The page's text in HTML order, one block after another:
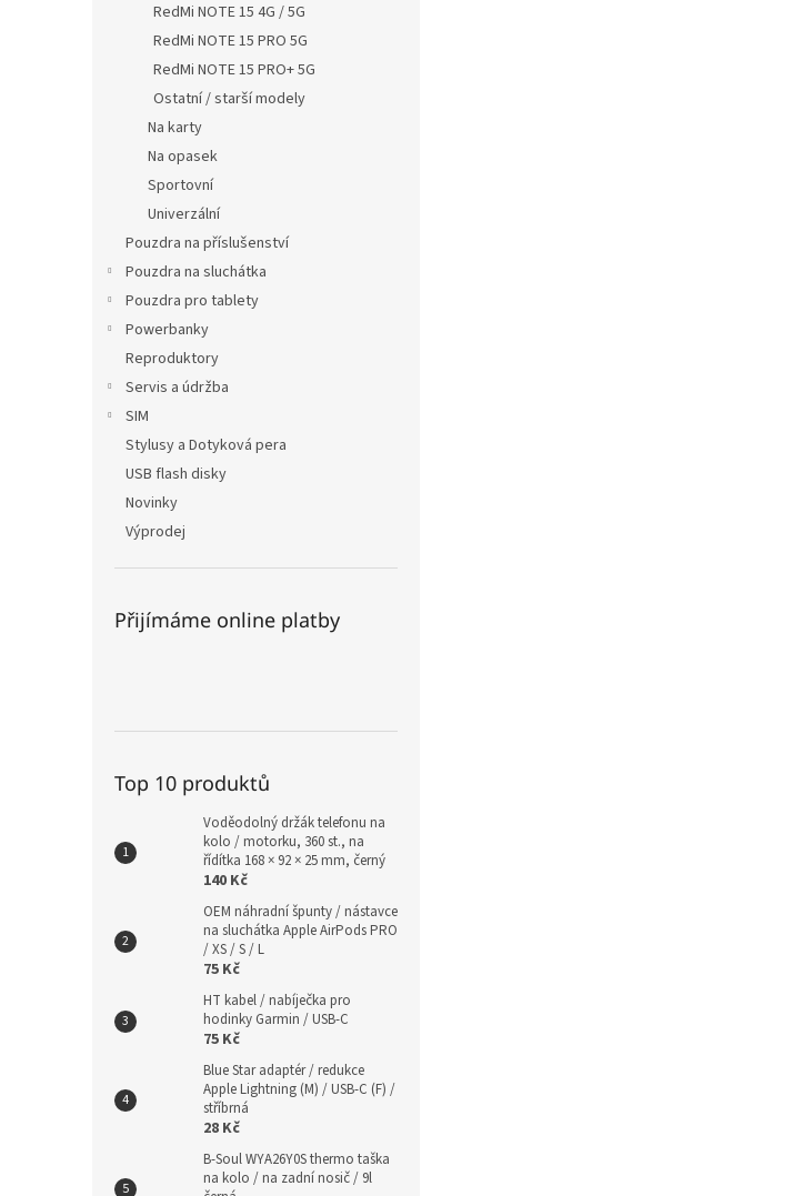
RedMi NOTE 15 4G / 5G
RedMi NOTE 15 PRO 5G
RedMi NOTE 15 PRO+ 5G
Ostatní / starší modely
Na karty
Na opasek
Sportovní
Univerzální
Pouzdra na příslušenství
Pouzdra na sluchátka
Pouzdra pro tablety
Powerbanky
Reproduktory
Servis a údržba
SIM
Stylusy a Dotyková pera
USB flash disky
Novinky
Výprodej
Přijímáme online platby
Top 10 produktů
Voděodolný držák telefonu na
kolo / motorku, 360 st., na
řídítka 168 × 92 × 25 mm, černý
140 Kč
OEM náhradní špunty / nástavce
na sluchátka Apple AirPods PRO
/ XS / S / L
75 Kč
HT kabel / nabíječka pro
hodinky Garmin / USB-C
75 Kč
Blue Star adaptér / redukce
Apple Lightning (M) / USB-C (F) /
stříbrná
28 Kč
B-Soul WYA26Y0S thermo taška
na kolo / na zadní nosič / 9l